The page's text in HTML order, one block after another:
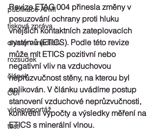
publikace AVMI
tisková zpráva
ohlasy v médiích
rozsudek
článek
ČOI
videoreportáž
test
Revize ETAG 004 přinesla změny v
posuzování ochrany proti hluku
vnějších kontaktních zateplovacích
systémů (ETICS). Podle této revize
může mít ETICS pozitivní nebo
negativní vliv na vzduchovou
neprůzvučnost stěny, na kterou byl
aplikován. V článku uvádíme postup
stanovení vzduchové neprůzvučnosti,
konkrétní výpočty a výsledky měření na
ETICS s minerální vlnou.